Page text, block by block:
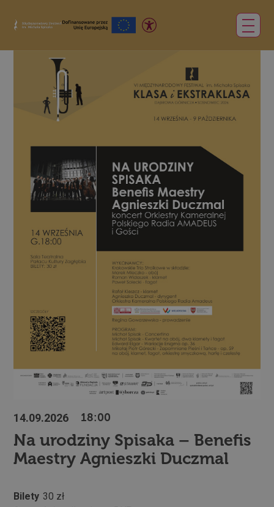
14.09.2026 18:00
Na urodziny Spisaka – Benefis
Maestry Agnieszki Duczmal
Bilety 30 zł